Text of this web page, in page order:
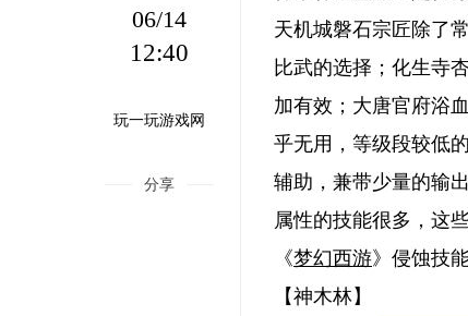
06/14
12:40
玩一玩游戏网
分享
天机城磐石宗匠除了
比武的选择；化生寺
加有效；大唐官府浴
乎无用，等级段较低
辅助，兼带少量的输
属性的技能很多，这
《梦幻西游》侵蚀技
【神木林】